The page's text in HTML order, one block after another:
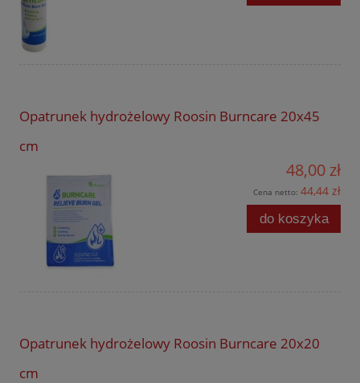
Opatrunek hydrożelowy Roosin Burncare 20x45
cm
48,00 zł
Cena netto: 44,44 zł
do koszyka
Opatrunek hydrożelowy Roosin Burncare 20x20
cm